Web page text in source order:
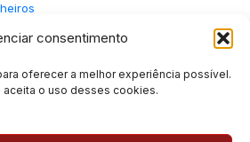
consentimento
oferecer a melhor experiência possível.
o uso desses cookies.